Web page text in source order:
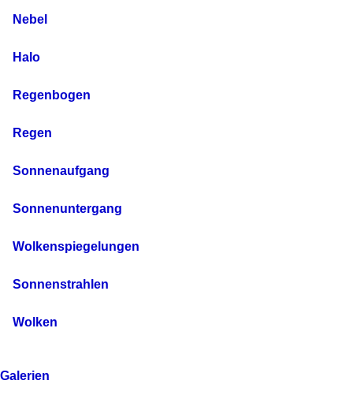
Nebel
Halo
Regenbogen
Regen
Sonnenaufgang
Sonnenuntergang
Wolkenspiegelungen
Sonnenstrahlen
Wolken
Galerien